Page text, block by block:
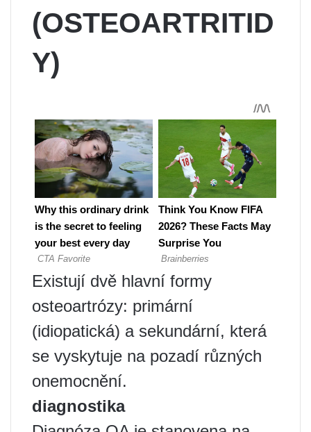
(OSTEOARTRITID
Y)
Existují dvě hlavní formy
osteoartrózy: primární
(idiopatická) a sekundární, která
se vyskytuje na pozadí různých
onemocnění.
diagnostika